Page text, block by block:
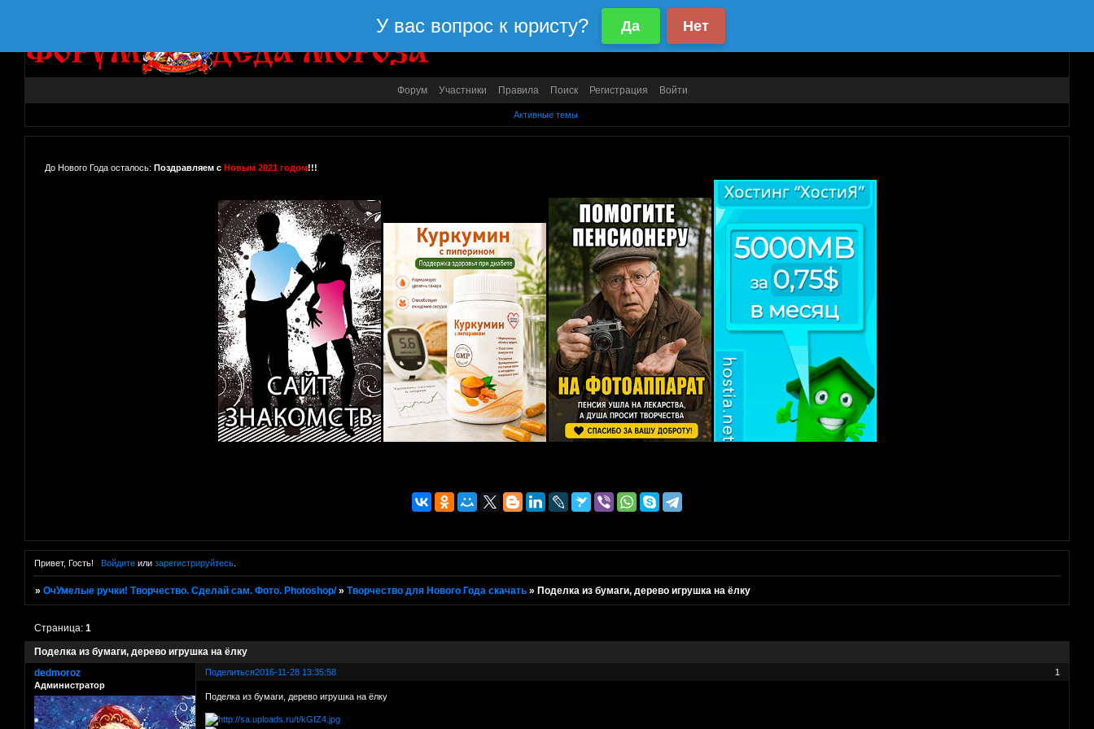
Форум Участники Правила Поиск Регистрация Войти
Активные темы
До Нового Года осталось: Поздравляем с Новым 2021 годом!!!
Привет, Гость! Войдитеили зарегистрируйтесь.
»ОчУмелые ручки! Творчество. Сделай сам. Фото. Photoshop/ »Творчество для Нового Года скачать » Поделка из бумаги, дерево игрушка на ёлку
Поделка из бумаги, дерево игрушка на ёлку
Страница:1
Поделиться 1
2016-11-28 13:35:58
dedmoroz
Администратор
Поделка из бумаги, дерево игрушка на ёлку